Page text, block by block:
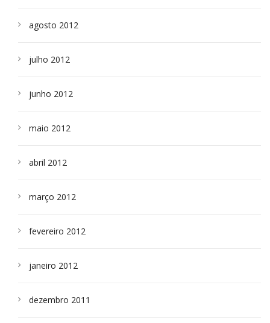
agosto 2012
julho 2012
junho 2012
maio 2012
abril 2012
março 2012
fevereiro 2012
janeiro 2012
dezembro 2011